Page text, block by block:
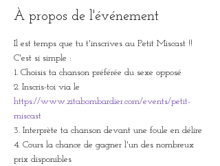
À propos de l'événement
Il est temps que tu t'inscrives au Petit Miscast !!
C'est si simple :
1. Choisis ta chanson préférée du sexe opposé
2. Inscris-toi via le
https://www.zitabombardier.com/events/petit-
miscast
3. Interprète ta chanson devant une foule en délire
4. Cours la chance de gagner l'un des nombreux
prix disponibles